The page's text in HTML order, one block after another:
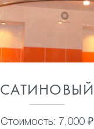
САТИНОВЫЙ
Стоимость: 7,000 ₽